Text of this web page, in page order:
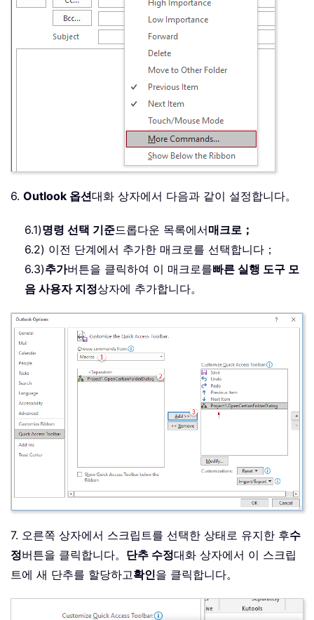
6. Outlook 옵션대화 상자에서 다음과 같이 설정합니다。
6.1)명령 선택 기준드롭다운 목록에서매크로；
6.2) 이전 단계에서 추가한 매크로를 선택합니다；
6.3)추가버튼을 클릭하여 이 매크로를빠른 실행 도구 모
음 사용자 지정상자에 추가합니다。
7. 오른쪽 상자에서 스크립트를 선택한 상태로 유지한 후수
정버튼을 클릭합니다。 단추 수정대화 상자에서 이 스크립
트에 새 단추를 할당하고확인을 클릭합니다。